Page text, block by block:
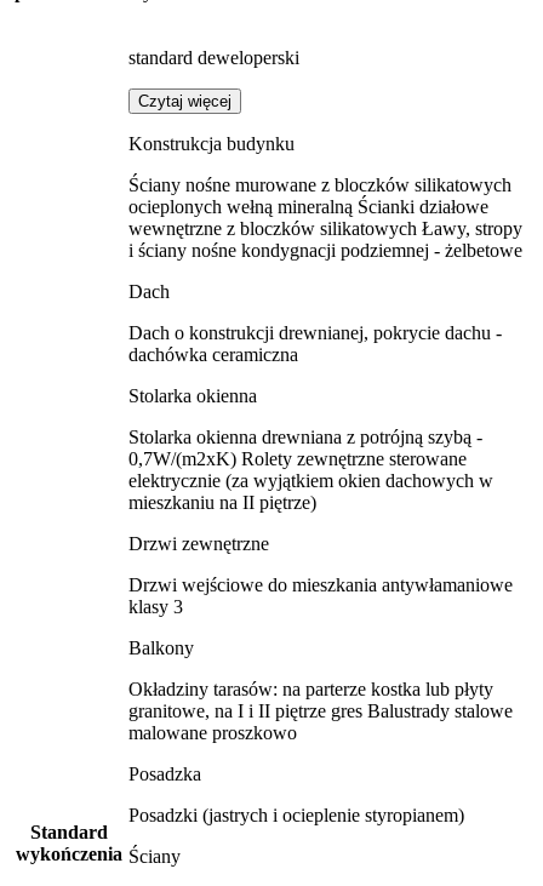
Standard
wykończenia
standard deweloperski
Czytaj więcej
Konstrukcja budynku
Ściany nośne murowane z bloczków silikatowych
ocieplonych wełną mineralną Ścianki działowe
wewnętrzne z bloczków silikatowych Ławy, stropy
i ściany nośne kondygnacji podziemnej - żelbetowe
Dach
Dach o konstrukcji drewnianej, pokrycie dachu -
dachówka ceramiczna
Stolarka okienna
Stolarka okienna drewniana z potrójną szybą -
0,7W/(m2xK) Rolety zewnętrzne sterowane
elektrycznie (za wyjątkiem okien dachowych w
mieszkaniu na II piętrze)
Drzwi zewnętrzne
Drzwi wejściowe do mieszkania antywłamaniowe
klasy 3
Balkony
Okładziny tarasów: na parterze kostka lub płyty
granitowe, na I i II piętrze gres Balustrady stalowe
malowane proszkowo
Posadzka
Posadzki (jastrych i ocieplenie styropianem)
Ściany